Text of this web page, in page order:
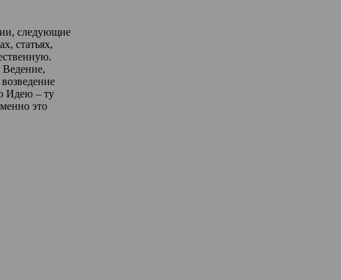
следующие
статьях,
Ведение,
Идею – ту
это